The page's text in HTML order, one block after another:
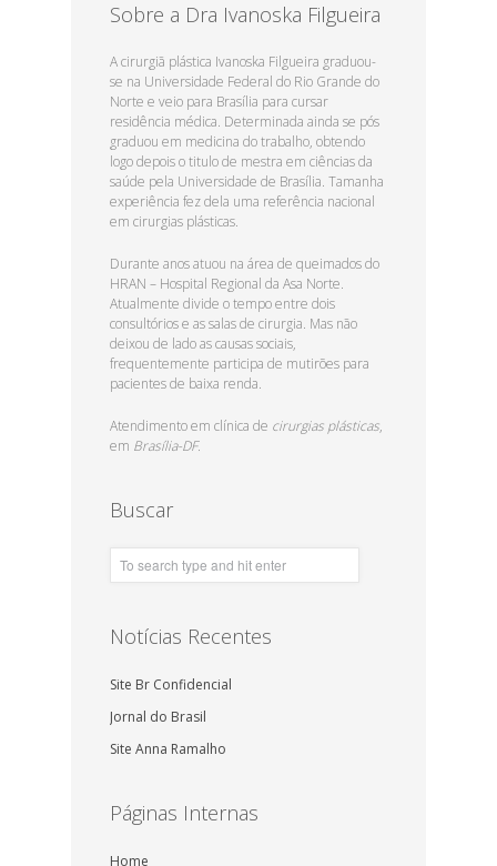
Sobre a Dra Ivanoska Filgueira
A cirurgiã plástica Ivanoska Filgueira graduou-
se na Universidade Federal do Rio Grande do
Norte e veio para Brasília para cursar
residência médica. Determinada ainda se pós
graduou em medicina do trabalho, obtendo
logo depois o titulo de mestra em ciências da
saúde pela Universidade de Brasília. Tamanha
experiência fez dela uma referência nacional
em cirurgias plásticas.
Durante anos atuou na área de queimados do
HRAN – Hospital Regional da Asa Norte.
Atualmente divide o tempo entre dois
consultórios e as salas de cirurgia. Mas não
deixou de lado as causas sociais,
frequentemente participa de mutirões para
pacientes de baixa renda.
Atendimento em clínica de cirurgias plásticas,
em Brasília-DF.
Buscar
Notícias Recentes
Site Br Confidencial
Jornal do Brasil
Site Anna Ramalho
Páginas Internas
Home